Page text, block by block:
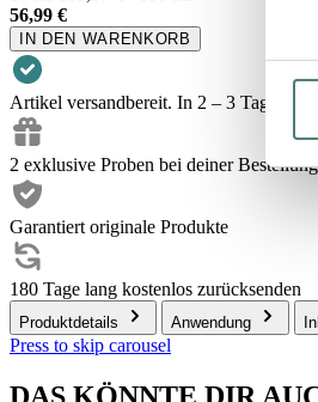
56,99 €
IN DEN WARENKORB
Artikel versandbereit. In 2 – 3 Tagen bei
2 exklusive Proben bei deiner Bestellung
Garantiert originale Produkte
180 Tage lang kostenlos zurücksenden
Produktdetails Anwendung
Press to skip carousel
DAS KÖNNTE DIR